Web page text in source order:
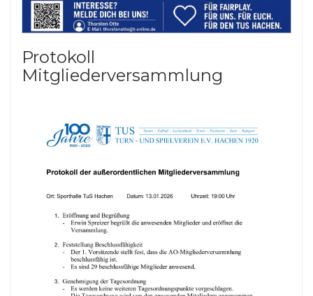
Protokoll
Mitgliederversammlung